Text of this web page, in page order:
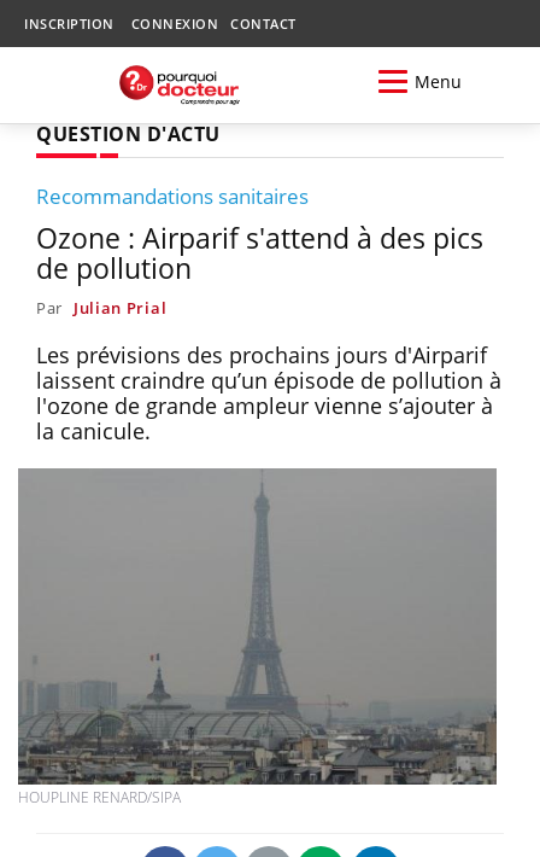
INSCRIPTION CONNEXION CONTACT
Menu
QUESTION D'ACTU
Recommandations sanitaires
Ozone : Airparif s'attend à des pics
de pollution
Par Julian Prial
Les prévisions des prochains jours d'Airparif
laissent craindre qu’un épisode de pollution à
l'ozone de grande ampleur vienne s’ajouter à
la canicule.
HOUPLINE RENARD/SIPA